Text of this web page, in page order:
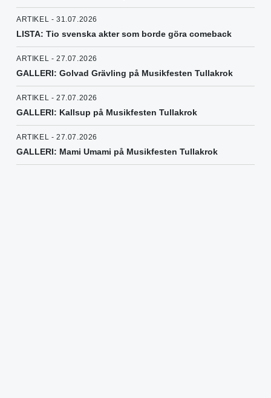
ARTIKEL - 31.07.2026
LISTA: Tio svenska akter som borde göra comeback
ARTIKEL - 27.07.2026
GALLERI: Golvad Grävling på Musikfesten Tullakrok
ARTIKEL - 27.07.2026
GALLERI: Kallsup på Musikfesten Tullakrok
ARTIKEL - 27.07.2026
GALLERI: Mami Umami på Musikfesten Tullakrok